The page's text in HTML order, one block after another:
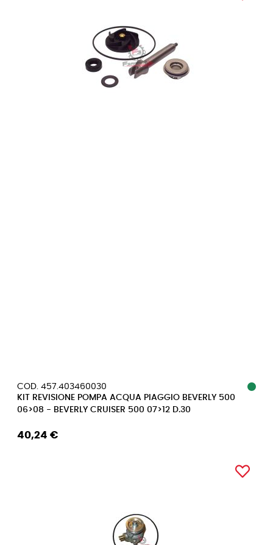
COD. 457.403460030
KIT REVISIONE POMPA ACQUA PIAGGIO BEVERLY 500
06>08 - BEVERLY CRUISER 500 07>12 D.30
40,24 €